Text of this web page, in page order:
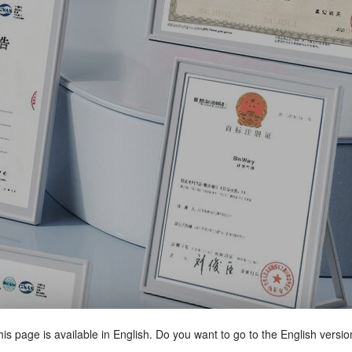
page is available in English. Do you want to go to the English